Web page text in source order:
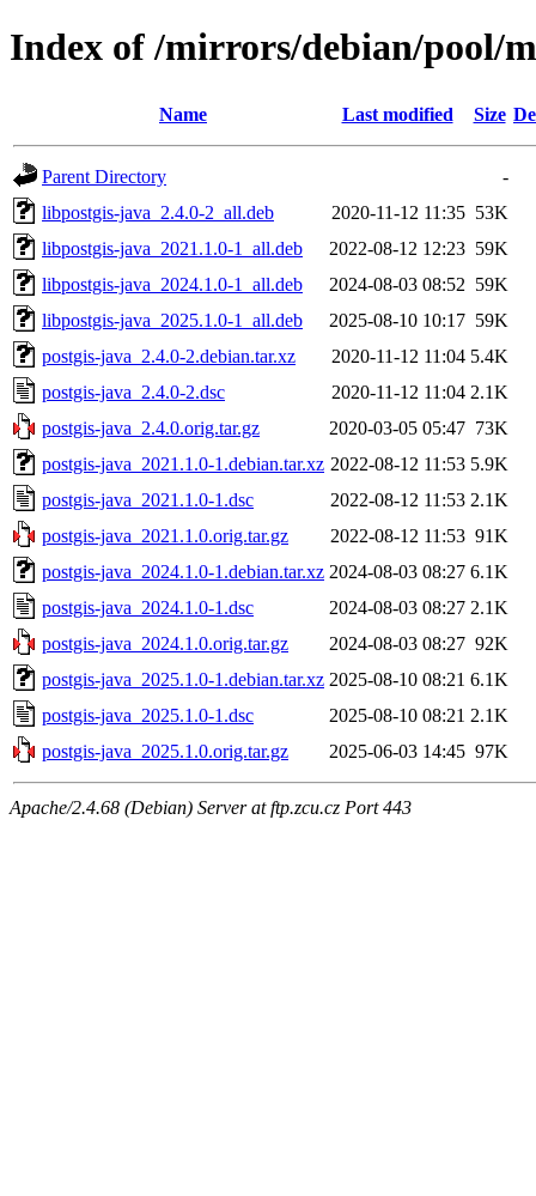
Index of /mirrors/debian/pool/
Name Last modified Size
Parent Directory
-
libpostgis-java_2.4.0-2_all.deb
2020-11-12 11:35 53K
libpostgis-java_2021.1.0-1_all.deb
2022-08-12 12:23 59K
libpostgis-java_2024.1.0-1_all.deb
2024-08-03 08:52 59K
libpostgis-java_2025.1.0-1_all.deb
2025-08-10 10:17 59K
postgis-java_2.4.0-2.debian.tar.xz
2020-11-12 11:04 5.4K
postgis-java_2.4.0-2.dsc
2020-11-12 11:04 2.1K
postgis-java_2.4.0.orig.tar.gz
2020-03-05 05:47 73K
postgis-java_2021.1.0-1.debian.tar.xz 2022-08-12 11:53 5.9K
postgis-java_2021.1.0-1.dsc
2022-08-12 11:53 2.1K
postgis-java_2021.1.0.orig.tar.gz
2022-08-12 11:53 91K
postgis-java_2024.1.0-1.debian.tar.xz 2024-08-03 08:27 6.1K
postgis-java_2024.1.0-1.dsc
2024-08-03 08:27 2.1K
postgis-java_2024.1.0.orig.tar.gz
2024-08-03 08:27 92K
postgis-java_2025.1.0-1.debian.tar.xz 2025-08-10 08:21 6.1K
postgis-java_2025.1.0-1.dsc
2025-08-10 08:21 2.1K
postgis-java_2025.1.0.orig.tar.gz
2025-06-03 14:45 97K
Apache/2.4.68 (Debian) Server at ftp.zcu.cz Port 443